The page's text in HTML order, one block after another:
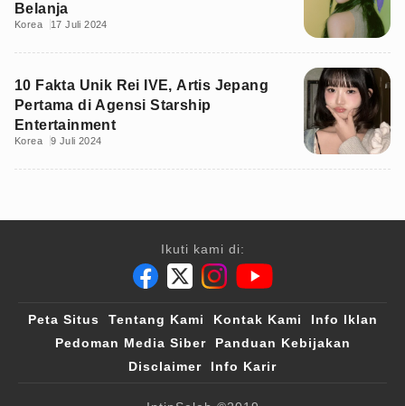
Belanja
Korea 17 Juli 2024
10 Fakta Unik Rei IVE, Artis Jepang
Pertama di Agensi Starship
Entertainment
Korea 9 Juli 2024
Ikuti kami di:
Peta Situs Tentang Kami Kontak Kami
Info Iklan
Pedoman Media Siber
Panduan Kebijakan
Disclaimer
Info Karir